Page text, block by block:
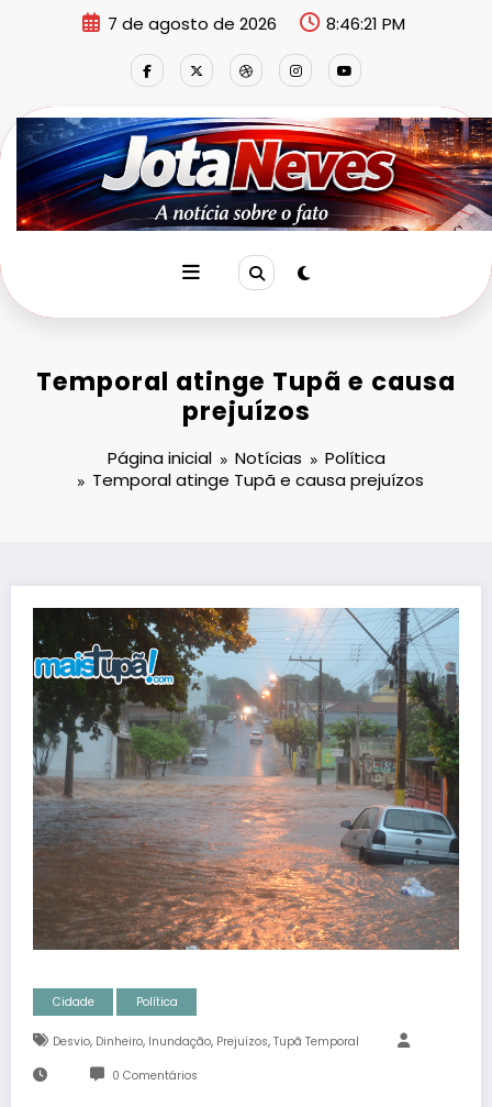
7 de agosto de 2026 8:46:21 PM
Temporal atinge Tupã e causa
prejuízos
Página inicial Notícias
Política
Temporal atinge Tupã e causa prejuízos
Cidade Política
Desvio, Dinheiro, Inundação, Prejuízos, Tupã Temporal
0 Comentários